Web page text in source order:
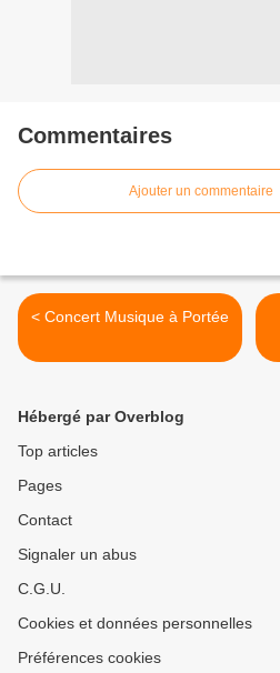
Commentaires
Ajouter un commentaire
< Concert Musique à Portée
Hébergé par Overblog
Top articles
Pages
Contact
Signaler un abus
C.G.U.
Cookies et données personnelles
Préférences cookies